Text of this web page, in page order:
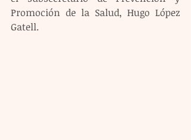
Promoción de la Salud, Hugo López
Gatell.